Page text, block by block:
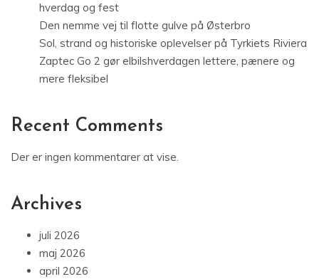
hverdag og fest
Den nemme vej til flotte gulve på Østerbro
Sol, strand og historiske oplevelser på Tyrkiets Riviera
Zaptec Go 2 gør elbilshverdagen lettere, pænere og
mere fleksibel
Recent Comments
Der er ingen kommentarer at vise.
Archives
juli 2026
maj 2026
april 2026